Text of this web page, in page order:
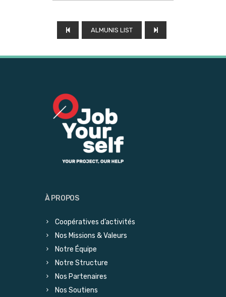
ALMUNIS LIST
À PROPOS
Coopératives d’activités
Nos Missions & Valeurs
Notre Équipe
Notre Structure
Nos Partenaires
Nos Soutiens